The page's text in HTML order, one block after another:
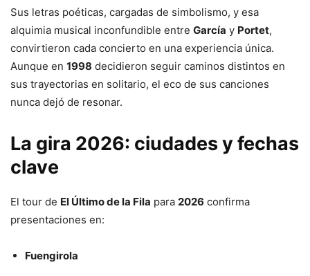
Sus letras poéticas, cargadas de simbolismo, y esa
alquimia musical inconfundible entre García y Portet,
convirtieron cada concierto en una experiencia única.
Aunque en 1998 decidieron seguir caminos distintos en
sus trayectorias en solitario, el eco de sus canciones
nunca dejó de resonar.
La gira 2026: ciudades y fechas
clave
El tour de El Último de la Fila para 2026 confirma
presentaciones en:
Fuengirola